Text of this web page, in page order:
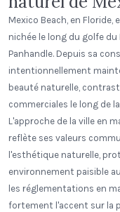
Mexico Beach, en
nichée le long du golfe du
Panhandle. Depuis sa
intentionnellement
beauté naturelle,
commerciales le long de
L'approche de la ville en
reflète ses valeurs
l'esthétique naturelle,
environnement paisible
les réglementations en
fortement l'accent sur la